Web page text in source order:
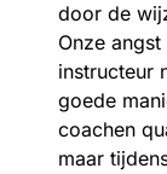
door de
Onze
instructeur
goede
coachen
maar